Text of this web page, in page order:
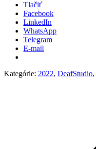
Tlačiť
Facebook
LinkedIn
WhatsApp
Telegram
E-mail
Kategórie: 2022, DeafStudio,